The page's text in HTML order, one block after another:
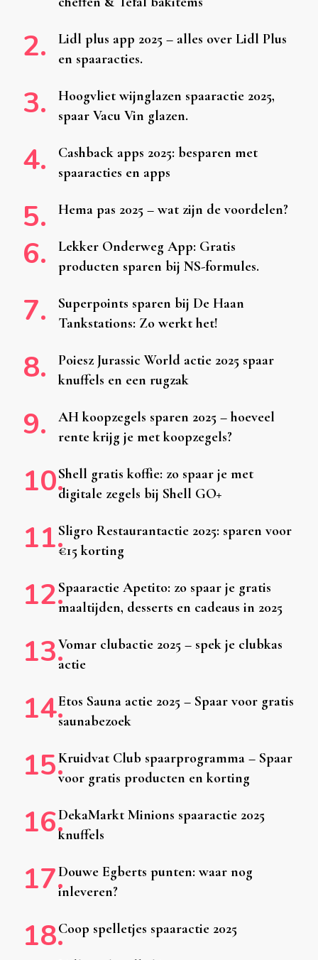
Lidl plus app 2025 – alles over Lidl Plus
en spaaracties.
Hoogvliet wijnglazen spaaractie 2025,
spaar Vacu Vin glazen.
Cashback apps 2025: besparen met
spaaracties en apps
Hema pas 2025 – wat zijn de voordelen?
Lekker Onderweg App: Gratis
producten sparen bij NS-formules.
Superpoints sparen bij De Haan
Tankstations: Zo werkt het!
Poiesz Jurassic World actie 2025 spaar
knuffels en een rugzak
AH koopzegels sparen 2025 – hoeveel
rente krijg je met koopzegels?
Shell gratis koffie: zo spaar je met
digitale zegels bij Shell GO+
Sligro Restaurantactie 2025: sparen voor
€15 korting
Spaaractie Apetito: zo spaar je gratis
maaltijden, desserts en cadeaus in 2025
Vomar clubactie 2025 – spek je clubkas
actie
Etos Sauna actie 2025 – Spaar voor gratis
saunabezoek
Kruidvat Club spaarprogramma – Spaar
voor gratis producten en korting
DekaMarkt Minions spaaractie 2025
knuffels
Douwe Egberts punten: waar nog
inleveren?
Coop spelletjes spaaractie 2025